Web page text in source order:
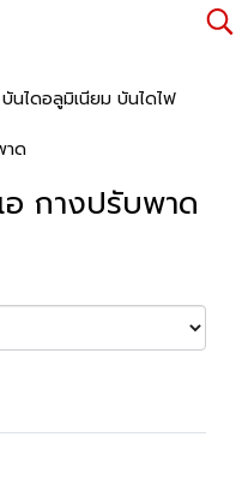
นไดอลูมิเนียม บันไดไฟ
าด
อ กางปรับพาด